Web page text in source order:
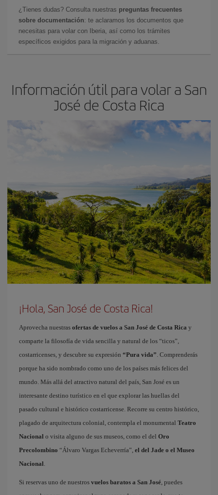
¿Tienes dudas? Consulta nuestras preguntas frecuentes
sobre documentación: te aclaramos los documentos que
necesitas para volar con Iberia, así como los trámites
específicos exigidos para la migración y aduanas.
Información útil para volar a San
José de Costa Rica
¡Hola, San José de Costa Rica!
Aprovecha nuestras ofertas de vuelos a San José de Costa Rica y
comparte la filosofía de vida sencilla y natural de los “ticos”,
costarricenses, y descubre su expresión “Pura vida”. Comprenderás
porque ha sido nombrado como uno de los países más felices del
mundo. Más allá del atractivo natural del país, San José es un
interesante destino turístico en el que explorar las huellas del
pasado cultural e histórico costarricense. Recorre su centro histórico,
plagado de arquitectura colonial, contempla el monumental Teatro
Nacional o visita alguno de sus museos, como el del Oro
Precolombino “Álvaro Vargas Echeverría”, el del Jade o el Museo
Nacional.
Si reservas uno de nuestros vuelos baratos a San José, puedes